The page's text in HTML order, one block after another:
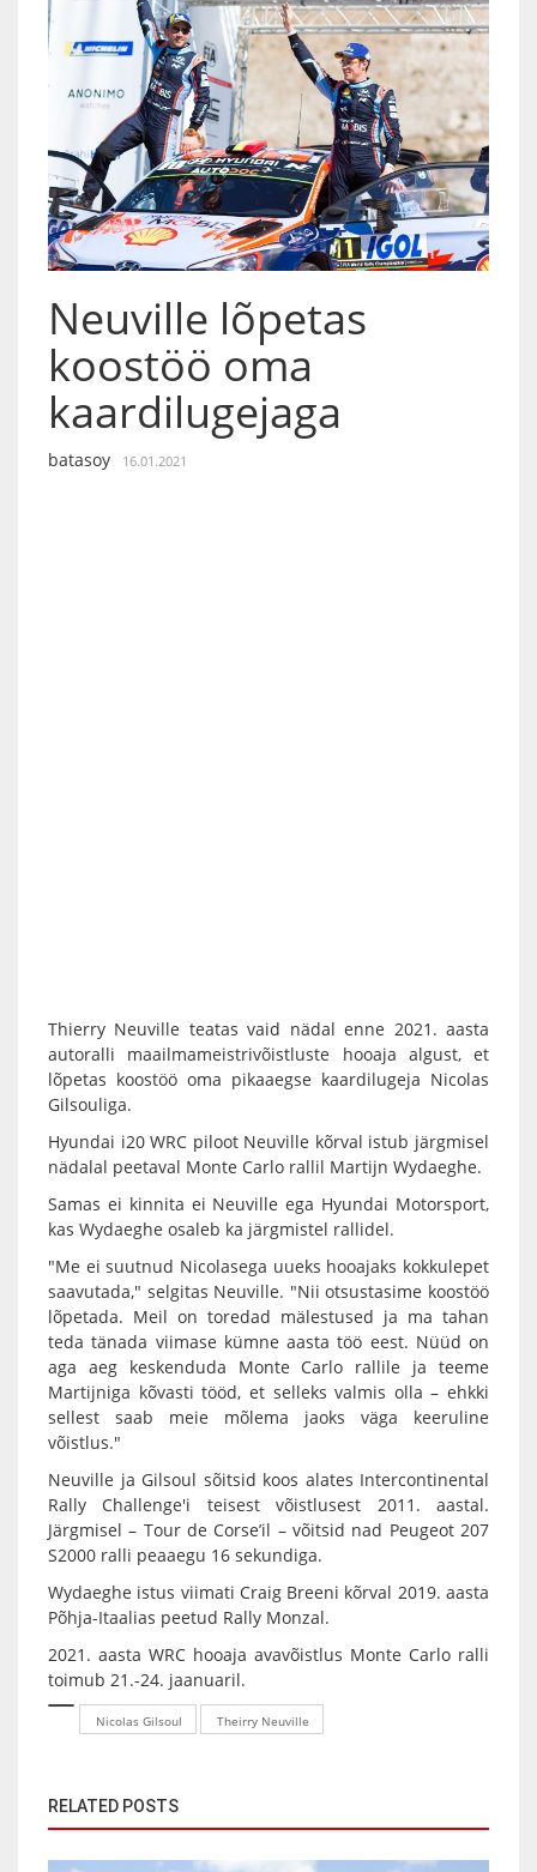
Neuville lõpetas
koostöö oma
kaardilugejaga
batasoy 16.01.2021
Thierry Neuville teatas vaid nädal enne 2021. aasta
autoralli maailmameistrivõistluste hooaja algust, et
lõpetas koostöö oma pikaaegse kaardilugeja Nicolas
Gilsouliga.
Hyundai i20 WRC piloot Neuville kõrval istub järgmisel
nädalal peetaval Monte Carlo rallil Martijn Wydaeghe.
Samas ei kinnita ei Neuville ega Hyundai Motorsport,
kas Wydaeghe osaleb ka järgmistel rallidel.
"Me ei suutnud Nicolasega uueks hooajaks kokkulepet
saavutada," selgitas Neuville. "Nii otsustasime koostöö
lõpetada. Meil on toredad mälestused ja ma tahan
teda tänada viimase kümne aasta töö eest. Nüüd on
aga aeg keskenduda Monte Carlo rallile ja teeme
Martijniga kõvasti tööd, et selleks valmis olla – ehkki
sellest saab meie mõlema jaoks väga keeruline
võistlus."
Neuville ja Gilsoul sõitsid koos alates Intercontinental
Rally Challenge'i teisest võistlusest 2011. aastal.
Järgmisel – Tour de Corse’il – võitsid nad Peugeot 207
S2000 ralli peaaegu 16 sekundiga.
Wydaeghe istus viimati Craig Breeni kõrval 2019. aasta
Põhja-Itaalias peetud Rally Monzal.
2021. aasta WRC hooaja avavõistlus Monte Carlo ralli
toimub 21.-24. jaanuaril.
Nicolas Gilsoul Theirry Neuville
RELATED POSTS